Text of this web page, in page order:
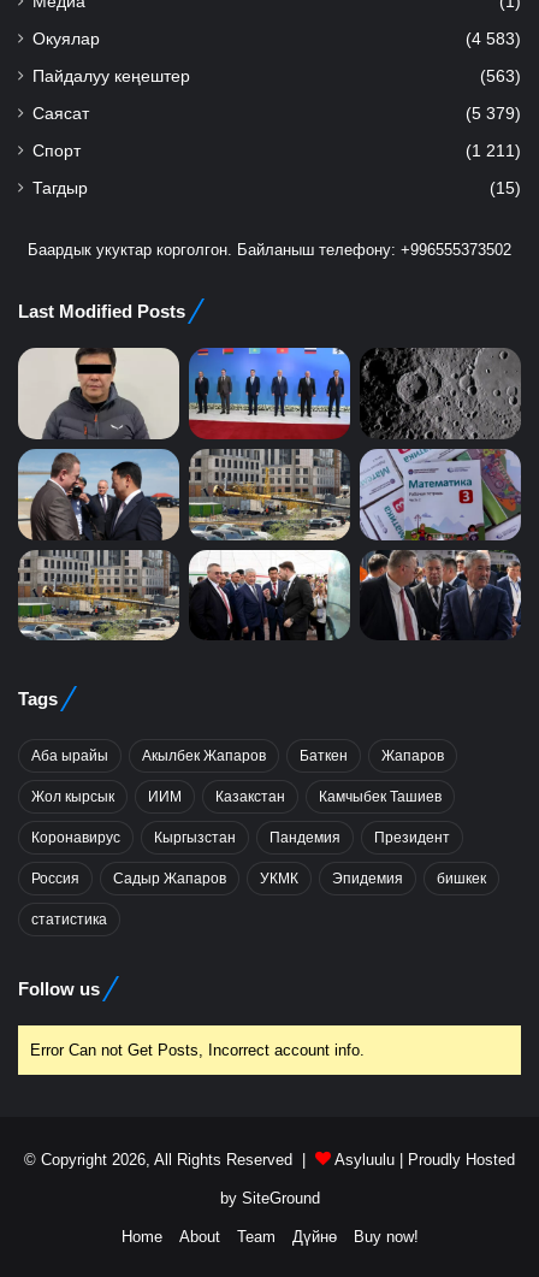
Окуялар (4 583)
Пайдалуу кеңештер (563)
Саясат (5 379)
Спорт (1 211)
Тагдыр (15)
Баардык укуктар корголгон. Байланыш телефону: +996555373502
Last Modified Posts
Tags
Аба ырайы Акылбек Жапаров Баткен Жапаров
Жол кырсык ИИМ Казакстан Камчыбек Ташиев
Коронавирус Кыргызстан Пандемия Президент
Россия Садыр Жапаров УКМК Эпидемия бишкек
статистика
Follow us
Error Can not Get Posts, Incorrect account info.
© Copyright 2026, All Rights Reserved | Asyluulu | Proudly Hosted
by SiteGround
Home About Team Дүйнө Buy now!